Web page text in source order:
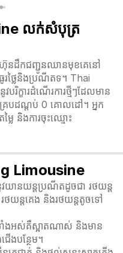
លក់សំបុត្រ
នដឹកជញ្ជូនឈានមុខគេនៅ
រថ្លៃនិងប្រណីតទ។ Thai
រិក្ខារដំណើរការថ្មីៗដែលមាន
របដណ្តប់ 0 គោលដៅ។ អ្នក
លៃ និងការចុះឈ្មោះ
Limousine
យានយន្តប្រណីតដូចជា រថយន្ត
ថយន្តគេង និងរថយន្តតូចទៅ
ងអស់គឺស្អាតណាស់ និងមាន
ងបន្ថែម។